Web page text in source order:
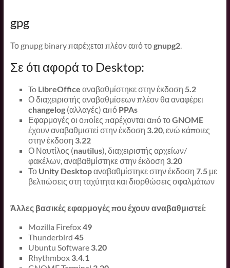
gpg
Το gnupg binary παρέχεται πλέον από τοgnupg2.
Σε ότι αφορά το Desktop:
To LibreOffice αναβαθμίστηκε στην έκδοση 5.2
Ο διαχειριστής αναβαθμίσεων πλέον θα αναφέρει
changelog(αλλαγές) από PPAs
Εφαρμογές οι οποίες παρέχονται από τοGNOME
έχουν αναβαθμιστεί στην έκδοση 3.20, ενώ κάποιες
στην έκδοση 3.22
Ο Ναυτίλος (nautilus), διαχειριστής αρχείων/
φακέλων, αναβαθμίστηκε στην έκδοση 3.20
Το Unity Desktopαναβαθμίστηκε στην έκδοση 7.5με
βελτιώσεις στη ταχύτητα και διορθώσεις σφαλμάτων
Άλλες βασικές εφαρμογές που έχουν αναβαθμιστεί:
Mozilla Firefox49
Thunderbird 45
Ubuntu Software 3.20
Rhythmbox 3.4.1